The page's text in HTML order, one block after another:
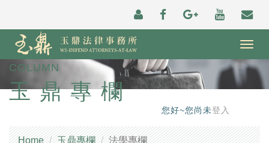
COLUMN
玉鼎專欄
您好~您尚未登入
Home 玉鼎專欄 法學專欄